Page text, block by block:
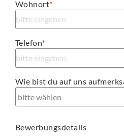
Wohnort*
Telefon*
Wie bist du auf uns
Bewerbungsdetails